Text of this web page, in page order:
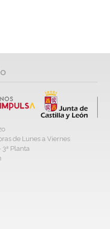
de Lunes a Viernes
Planta